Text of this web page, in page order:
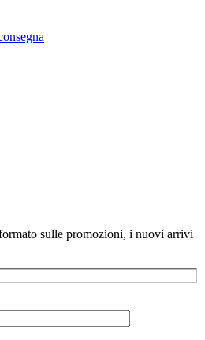
sulle promozioni, i nuovi arrivi